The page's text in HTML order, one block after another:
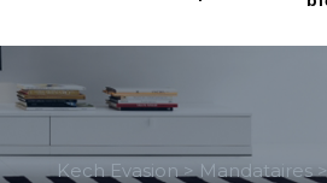
Kech Evasion>Mandataires